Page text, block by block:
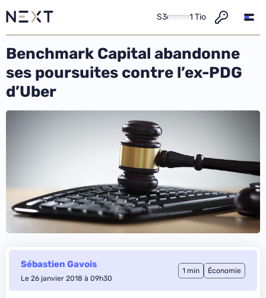
S3 1 Tio
Benchmark Capital abandonne
ses poursuites contre l’ex-PDG
d’Uber
Sébastien Gavois
Le 26 janvier 2018 à 09h30
1 min Économie